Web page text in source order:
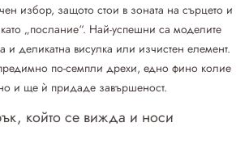
избор, защото стои в зоната на сърцето и
„послание“. Най-успешни са моделите
деликатна висулка или изчистен елемент.
по-семпли дрехи, едно фино колие
и ще ѝ придаде завършеност.
който се вижда и носи